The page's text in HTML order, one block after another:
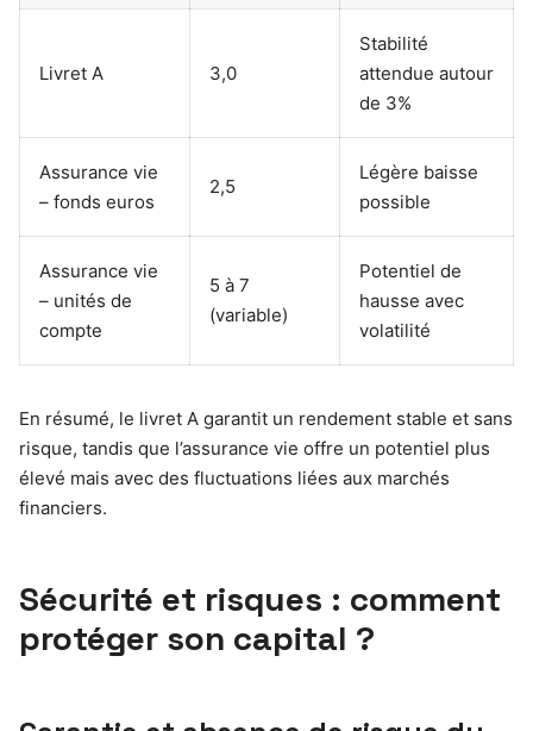
Livret A 3,0
Stabilité
attendue autour
de 3%
Assurance vie
– fonds euros
2,5
Légère baisse
possible
Assurance vie
– unités de
compte
5 à 7
(variable)
Potentiel de
hausse avec
volatilité
En résumé, le livret A garantit un rendement stable et sans
risque, tandis que l’assurance vie offre un potentiel plus
élevé mais avec des fluctuations liées aux marchés
financiers.
Sécurité et risques : comment
protéger son capital ?